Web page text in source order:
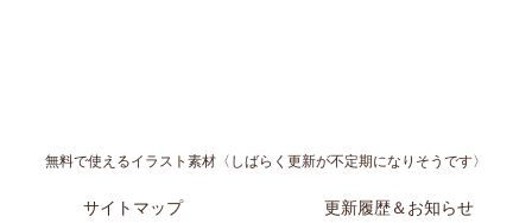
無料で使えるイラスト素材〈しばらく更新が不定期になりそうです〉
サイトマップ 更新履歴＆お知らせ